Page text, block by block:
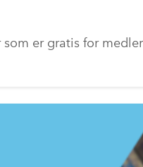
er gratis for